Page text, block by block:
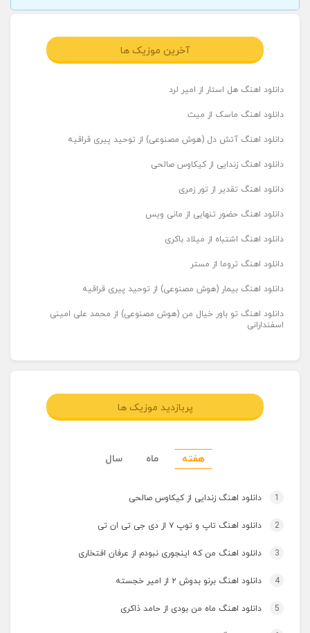
آخرین موزیک ها
دانلود اهنگ هل استار از امیر لرد
دانلود اهنگ ماسک از میث
دانلود اهنگ آتش دل (هوش مصنوعی) از توحید پیری قراقیه
دانلود اهنگ زندایی از کیکاوس صالحی
دانلود اهنگ تقدیر از تور زمری
دانلود اهنگ حضور تنهایی از مانی ویس
دانلود اهنگ اشتباه از میلاد باکری
دانلود اهنگ تروما از مستر
دانلود اهنگ بیمار (هوش مصنوعی) از توحید پیری قراقیه
دانلود اهنگ تو باور خیال من (هوش مصنوعی) از محمد علی امینی
اسفندارانی
پربازدید موزیک ها
هفته ماه سال
1 دانلود اهنگ زندایی از کیکاوس صالحی
2 دانلود اهنگ تاپ و توپ ۷ از دی جی تی ان تی
3 دانلود اهنگ من که اینجوری نبودم از عرفان افتخاری
4 دانلود اهنگ برنو بدوش ۲ از امیر خجسته
5 دانلود اهنگ ماه من بودی از حامد ذاکری